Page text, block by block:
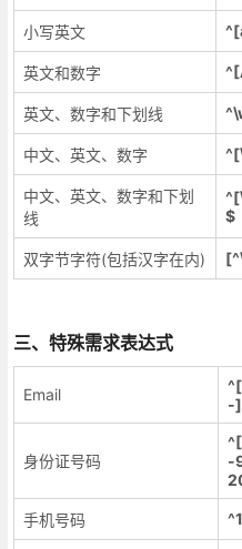
小写英文
英文和数字
英文、数字和下划线
中文、英文、数字
中文、英文、数字和下划
线
$
双字节字符(包括汉字在内)
三、特殊需求表达式
Email
-
身份证号码
-
手机号码